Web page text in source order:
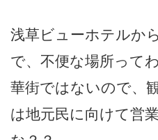
浅草ビューホテルか
で、不便な場所って
華街ではないので、
は地元民に向けて営